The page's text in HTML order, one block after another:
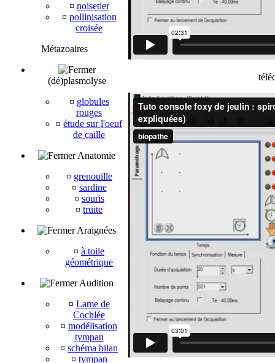
¤ noisetier
¤ pollinisation
croisée
Métazoaires
(dé)plasmolyse
¤ globules
rouges
¤ étude sur l'oeuf
de caille
Anatomie
¤ grenouille
¤ sardine
¤ souris
¤ truite
Araignées
¤ à toile
géométrique
Audition
¤ Lame de
Cochlée
¤ modélisation
tympan
¤ schéma bilan
¤ tympan